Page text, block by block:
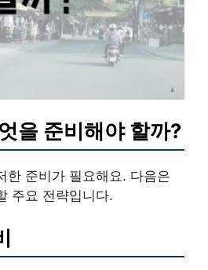
을 준비해야 할까?
한 준비가 필요해요. 다음은
주요 전략입니다.